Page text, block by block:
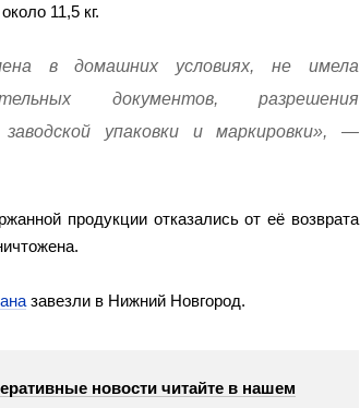
11,5 кг.
в домашних условиях, не имела
документов, разрешения
заводской упаковки и маркировки», —
продукции отказались от её возврата
завезли в Нижний Новгород.
новости читайте в нашем